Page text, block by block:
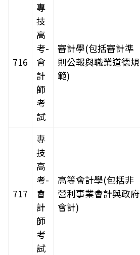
716
專
技
高
考-
會
計
師
考
試
審計學(包括審計準
則公報與職業道德規
範)
717
專
技
高
考-
會
計
師
考
試
高等會計學(包括非
營利事業會計與政府
會計)